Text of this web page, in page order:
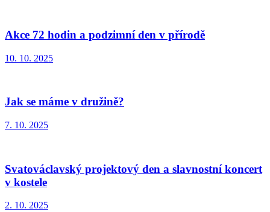
Akce 72 hodin a podzimní den v přírodě
10. 10. 2025
Jak se máme v družině?
7. 10. 2025
Svatováclavský projektový den a slavnostní koncert
v kostele
2. 10. 2025